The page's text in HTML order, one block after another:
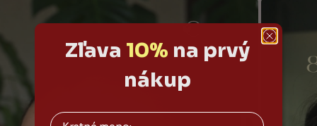
Zľava 10% na prvý
nákup